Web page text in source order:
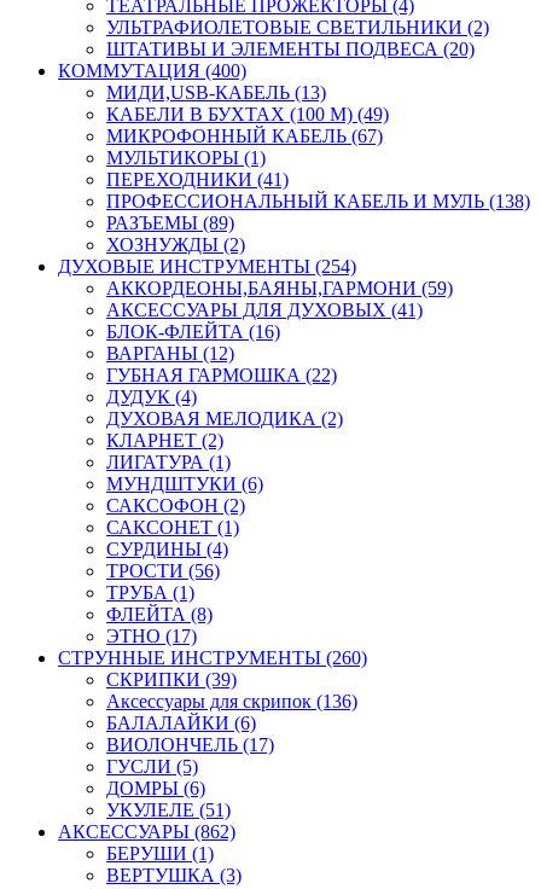
ТЕАТРАЛЬНЫЕ ПРОЖЕКТОРЫ (4)
УЛЬТРАФИОЛЕТОВЫЕ СВЕТИЛЬНИКИ (2)
ШТАТИВЫ И ЭЛЕМЕНТЫ ПОДВЕСА (20)
КОММУТАЦИЯ (400)
МИДИ,USB-КАБЕЛЬ (13)
КАБЕЛИ В БУХТАХ (100 М) (49)
МИКРОФОННЫЙ КАБЕЛЬ (67)
МУЛЬТИКОРЫ (1)
ПЕРЕХОДНИКИ (41)
ПРОФЕССИОНАЛЬНЫЙ КАБЕЛЬ И МУЛЬ (138)
РАЗЪЕМЫ (89)
ХОЗНУЖДЫ (2)
ДУХОВЫЕ ИНСТРУМЕНТЫ (254)
АККОРДЕОНЫ,БАЯНЫ,ГАРМОНИ (59)
АКСЕССУАРЫ ДЛЯ ДУХОВЫХ (41)
БЛОК-ФЛЕЙТА (16)
ВАРГАНЫ (12)
ГУБНАЯ ГАРМОШКА (22)
ДУДУК (4)
ДУХОВАЯ МЕЛОДИКА (2)
КЛАРНЕТ (2)
ЛИГАТУРА (1)
МУНДШТУКИ (6)
САКСОФОН (2)
САКСОНЕТ (1)
СУРДИНЫ (4)
ТРОСТИ (56)
ТРУБА (1)
ФЛЕЙТА (8)
ЭТНО (17)
СТРУННЫЕ ИНСТРУМЕНТЫ (260)
СКРИПКИ (39)
Аксессуары для скрипок (136)
БАЛАЛАЙКИ (6)
ВИОЛОНЧЕЛЬ (17)
ГУСЛИ (5)
ДОМРЫ (6)
УКУЛЕЛЕ (51)
АКСЕССУАРЫ (862)
БЕРУШИ (1)
ВЕРТУШКА (3)